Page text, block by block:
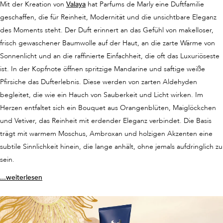
Les Exclusifs Masculine
In der Exclusifs-Kollektion zeigt Parfums de Marly seine ganze
besonders luxuriöse und opulente Düfte, die durch ihre Intensität und
exotische Harze verschmelzen zu Kreationen, die kompromisslos und
majestätisch wirken. Diese Linie richtet sich an Männer, die
Im Gegensatz dazu, ist das
in seiner Interpretation ist
viel leichter und erinnert an die Frische eines Morgens, wenn
Rosenblätter noch mit Tautropfen bedeckt sind. Zarte Aromen von
Pfingstrose und Litschi treffen auf wässrige, kristallklare Nuancen. La
Rosée ist die poetische, leuchtende Schwester des Originals und ideal
für den Alltag.
Mit der Kreation von Valaya hat Parfums de Marly eine Duftfamilie
geschaffen, die für Reinheit, Modernität und die unsichtbare Eleganz
des Moments steht. Der Duft erinnert an das Gefühl von makelloser,
frisch gewaschener Baumwolle auf der Haut, an die zarte Wärme von
Sonnenlicht und an die raffinierte Einfachheit, die oft das Luxuriöseste
ist. In der Kopfnote öffnen spritzige Mandarine und saftige weiße
Pfirsiche das Dufterlebnis. Diese werden von zarten Aldehyden
begleitet, die wie ein Hauch von Sauberkeit und Licht wirken. Im
Herzen entfaltet sich ein Bouquet aus Orangenblüten, Maiglöckchen
und Vetiver, das Reinheit mit erdender Eleganz verbindet. Die Basis
trägt mit warmem Moschus, Ambroxan und holzigen Akzenten eine
subtile Sinnlichkeit hinein, die lange anhält, ohne jemals aufdringlich zu
sein.
...weiterlesen
Das Valaya Eau de Parfum ist das Herzstück der Linie und vereint
Frische sowie florale Klarheit mit weichen Moschusnoten. Es ist ein